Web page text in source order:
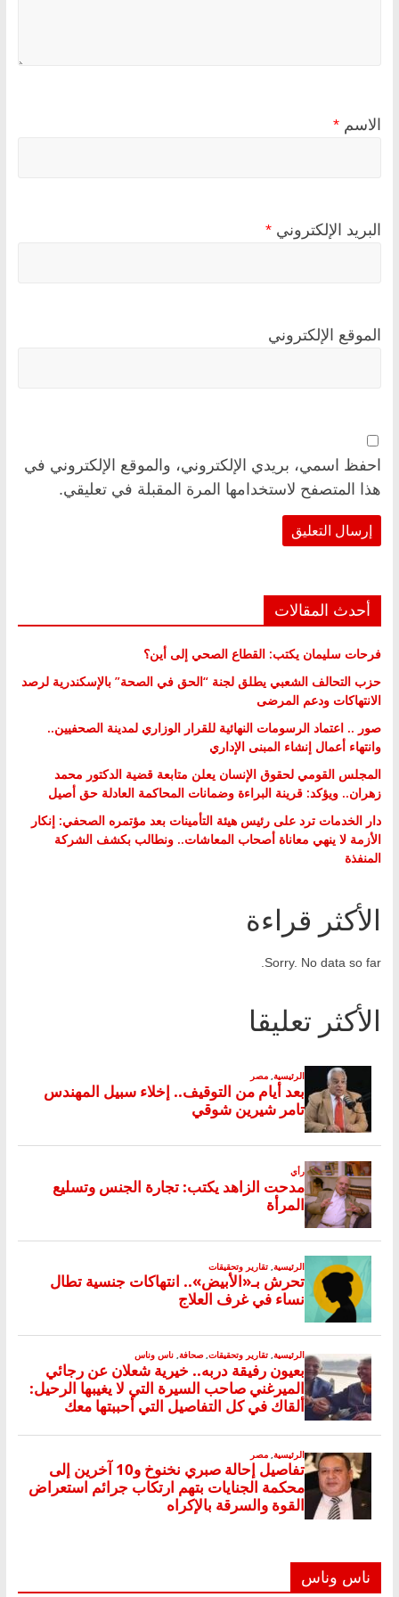
الاسم *
البريد الإلكتروني *
الموقع الإلكتروني
احفظ اسمي، بريدي الإلكتروني، والموقع الإلكتروني في
هذا المتصفح لاستخدامها المرة المقبلة في تعليقي.
أحدث المقالات
فرحات سليمان يكتب: القطاع الصحي إلى أين؟
حزب التحالف الشعبي يطلق لجنة “الحق في الصحة” بالإسكندرية لرصد
الانتهاكات ودعم المرضى
صور .. اعتماد الرسومات النهائية للقرار الوزاري لمدينة الصحفيين..
وانتهاء أعمال إنشاء المبنى الإداري
المجلس القومي لحقوق الإنسان يعلن متابعة قضية الدكتور محمد
زهران.. ويؤكد: قرينة البراءة وضمانات المحاكمة العادلة حق أصيل
دار الخدمات ترد على رئيس هيئة التأمينات بعد مؤتمره الصحفي: إنكار
الأزمة لا ينهي معاناة أصحاب المعاشات.. ونطالب بكشف الشركة
المنفذة
الأكثر قراءة
Sorry. No data so far.
الأكثر تعليقا
ناس وناس